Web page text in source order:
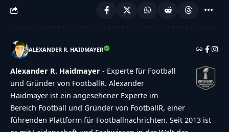
on-poll":"TOUCHDOWN!!! Vielen Dank f\u00fcr
deine Teilnahme!","invalid-poll":"Fehler","no-
answers-selected":"Keine Antwort
ausgew\u00e4hlt","min-answers-
required":"Achtung du musst mindestens
{min_answers_allowed} Auswahl(en)
treffen.","max-answers-required":"Du kannst
maximal {max_answers_allowed} Antworten
ALEXANDER R. HAIDMAYER
Alexander R. Haidmayer - Experte für Football
und Gründer von FootballR. Alexander
Haidmayer ist ein angesehener Experte im
Bereich Football und Gründer von FootballR, einer
führenden Plattform für Footballnachrichten. Seit 2013 ist